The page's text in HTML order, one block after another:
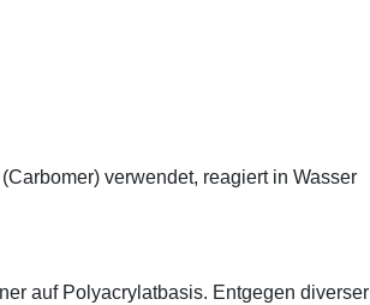
verwendet, reagiert in Wasser
auf Polyacrylatbasis. Entgegen diverser